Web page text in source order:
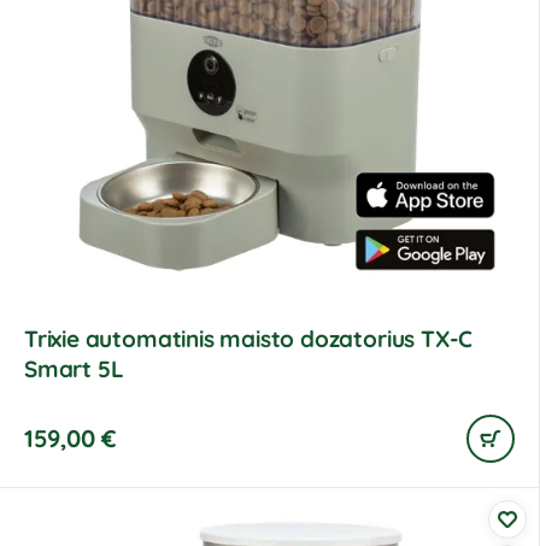
Trixie automatinis maisto dozatorius TX-C
Smart 5L
159,00€